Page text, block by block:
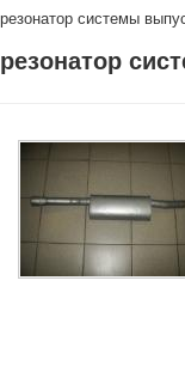
резонатор системы
резонатор